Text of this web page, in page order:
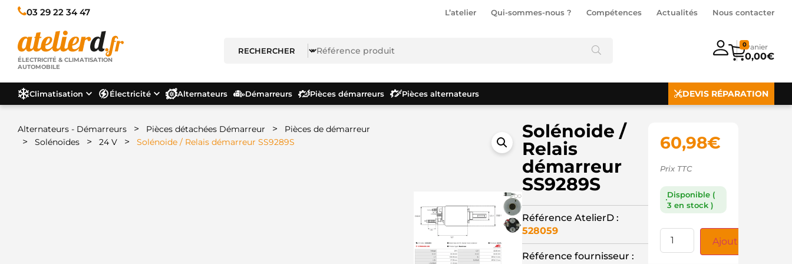
03 29 22 34 47 L’atelier Qui-sommes-nous ? Compétences Actualités Nous contacter
ÉLECTRICITÉ & CLIMATISATION
AUTOMOBILE
0,00€
0
Climatisation Électricité Alternateurs Démarreurs Pièces démarreurs Pièces alternateurs DEVIS RÉPARATION
Alternateurs - Démarreurs > Pièces détachées Démarreur > Pièces de démarreur
> Solénoïdes > 24 V > Solénoide / Relais démarreur SS9289S
Solénoide /
Relais
démarreur
SS9289S
Référence AtelierD :
528059
Référence fournisseur :
60,98€
Prix TTC
Disponible (
3 en stock )
Ajouter au